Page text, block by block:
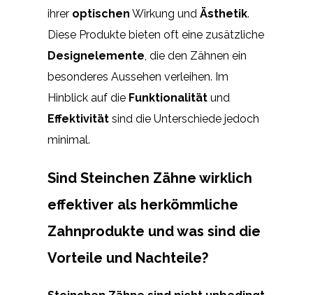
ihrer optischen Wirkung und Ästhetik.
Diese Produkte bieten oft eine zusätzliche
Designelemente, die den Zähnen ein
besonderes Aussehen verleihen. Im
Hinblick auf die Funktionalität und
Effektivität sind die Unterschiede jedoch
minimal.
Sind Steinchen Zähne wirklich
effektiver als herkömmliche
Zahnprodukte und was sind die
Vorteile und Nachteile?